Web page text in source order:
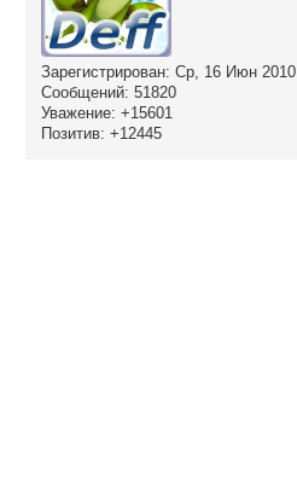
Зарегистрирован: Ср, 16 Июн 2010
Сообщений: 51820
Уважение: +15601
Позитив: +12445